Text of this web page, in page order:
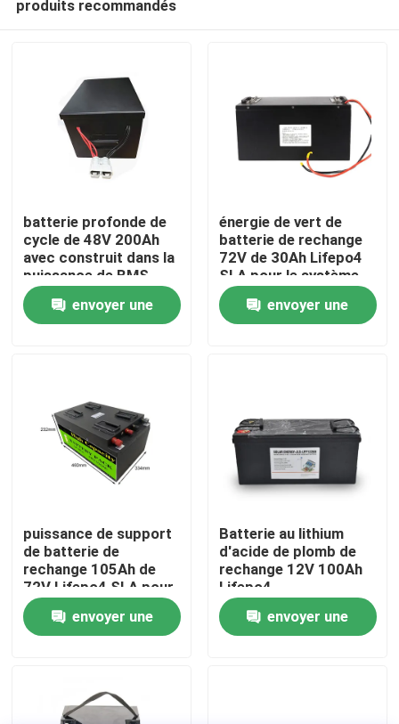
Produits
Au sujet de nous
Contrôle de qualité
Contactez-nous
Nouvelles
Cas
Paquet de la batterie LiFePO4
produits recommandés
batterie profonde de
cycle de 48V 200Ah
avec construit dans la
puissance de BMS
Perfect For Backup et
envoyer une
énergie de vert de
batterie de rechange
72V de 30Ah Lifepo4
SLA pour le système
solaire de puissance
de secoursenvoyer une
puissance de support
de batterie de
rechange 105Ah de
72V Lifepo4 SLA pour
la caméra campante
de télévision en circuit
fermé de système
envoyer une
Batterie au lithium
d'acide de plomb de
rechange 12V 100Ah
Lifepo4
envoyer une